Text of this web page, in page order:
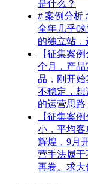
是什么？
# 案例分析
全年几乎0
的独立站
【征集案
个月，产
品，刚开
不稳定，
的运营思路
【征集案
小，平均客
辉煌，9月
营手法属于
再卷。求